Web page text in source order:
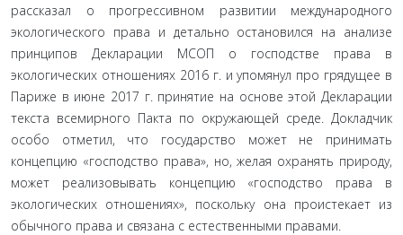
рассказал о прогрессивном развитии международного
экологического права и детально остановился на анализе
принципов Декла­рации МСОП о господстве права в
экологических отношениях 2016 г. и упомянул про грядущее в
Париже в июне 2017 г. при­нятие на основе этой Декларации
текста всемирного Пакта по окружающей среде. Докладчик
особо отметил, что государ­ство может не принимать
концепцию «господство права», но, желая охранять природу,
может реализовывать концепцию «господство права в
экологических отношениях», поскольку она проистекает из
обычного права и связана с естественными правами.